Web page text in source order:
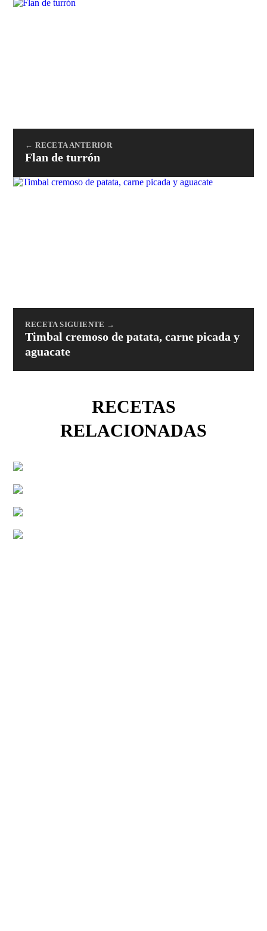
← RECETA ANTERIOR
Flan de turrón
RECETA SIGUIENTE →
Timbal cremoso de patata, carne picada y
aguacate
RECETAS
RELACIONADAS